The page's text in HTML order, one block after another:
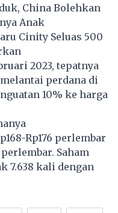
China Bolehkan
Anak
Cinity Seluas 500
2023, tepatnya
perdana di
10% ke harga
Rp176 perlembar
Saham
7.638 kali dengan